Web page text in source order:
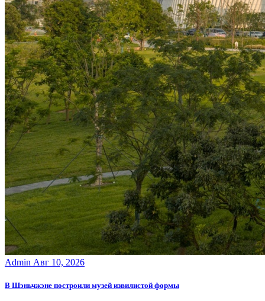
Admin Авг 10, 2026
В Шэньчжэне построили музей извилистой формы